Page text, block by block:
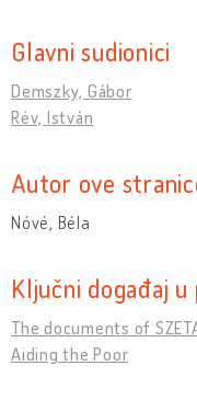
Glavni sudionici
Demszky, Gábor
Rév, István
Autor ove
Nóvé, Béla
Ključni događaj
The documents of
Aiding the Poor